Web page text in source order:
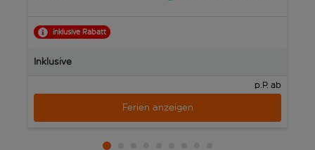
inklusive Rabatt
Inklusive
p.P. ab
Ferien anzeigen